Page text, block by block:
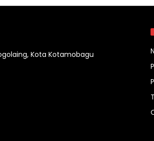
Kota Kotamobagu